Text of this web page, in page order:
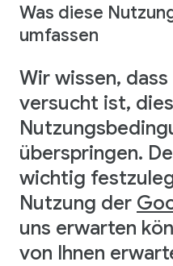
Was diese
umfassen
Wir wissen, dass
versucht ist,
überspringen.
wichtig
Nutzung der
uns erwarten
von Ihnen